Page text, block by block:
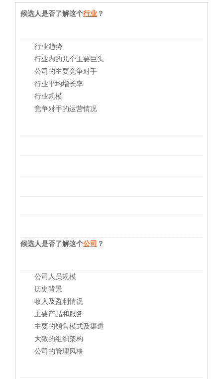
候选人是否了解这个行业 ？
行业趋势
行业内的几个主要巨头
公司的主要竞争对手
行业平均增长率
行业规模
竞争对手的运营情况
候选人是否了解这个公司 ？
公司人员规模
历史背景
收入及盈利情况
主要产品和服务
主要的销售模式及渠道
大致的组织架构
公司的管理风格